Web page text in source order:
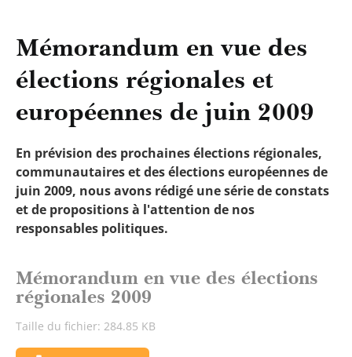
Mémorandum en vue des
élections régionales et
européennes de juin 2009
En prévision des prochaines élections régionales,
communautaires et des élections européennes de
juin 2009, nous avons rédigé une série de constats
et de propositions à l'attention de nos
responsables politiques.
Mémorandum en vue des élections
régionales 2009
Taille du fichier: 284.85 KB